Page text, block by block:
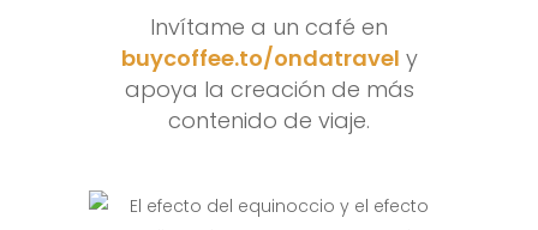
Invítame a un café en
buycoffee.to/ondatravel y
apoya la creación de más
contenido de viaje.